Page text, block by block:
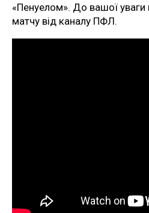
«Пенуелом». До вашої уваги
матчу від каналу ПФЛ.